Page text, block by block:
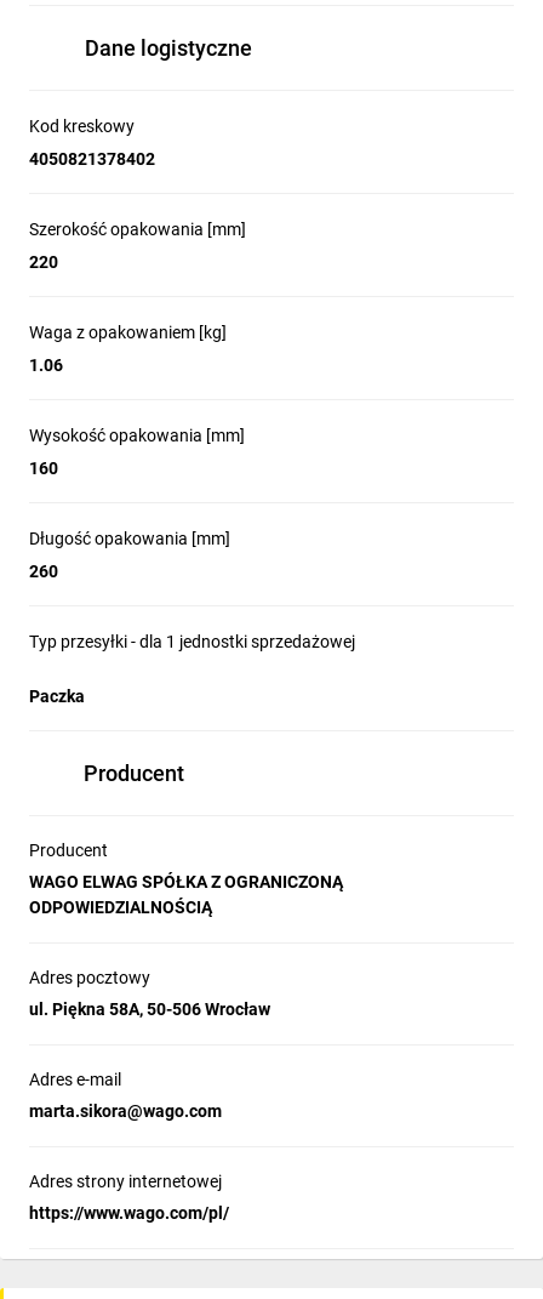
Dane logistyczne
Kod kreskowy
4050821378402
Szerokość opakowania [mm]
220
Waga z opakowaniem [kg]
1.06
Wysokość opakowania [mm]
160
Długość opakowania [mm]
260
Typ przesyłki - dla 1 jednostki sprzedażowej
Paczka
Producent
Producent
WAGO ELWAG SPÓŁKA Z OGRANICZONĄ
ODPOWIEDZIALNOŚCIĄ
Adres pocztowy
ul. Piękna 58A, 50-506 Wrocław
Adres e-mail
marta.sikora@wago.com
Adres strony internetowej
https://www.wago.com/pl/